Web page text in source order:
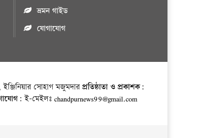
ভ্রমন গাইড
যোগাযোগ
সোহাগ মজুমদারপ্রতিষ্ঠাতা ও প্রকাশক:
ই-মেইলঃ chandpurnews99@gmail.com